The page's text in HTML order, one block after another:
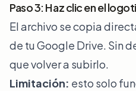
Paso 3: Haz clic en el
El archivo se copia
de tu Google Drive. Sin
que volver a subirlo.
Limitación: esto solo